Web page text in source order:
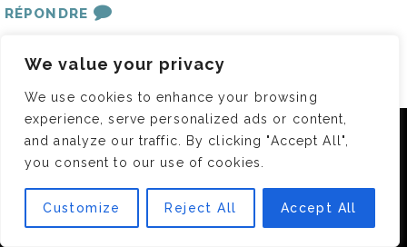
We value your privacy
We use cookies to enhance your browsing
experience, serve personalized ads or content,
and analyze our traffic. By clicking "Accept All",
you consent to our use of cookies.
Customize Reject All Accept All
RÉPONDRE
LAPIOUTE 10 MAR 2012 -09 :09
Je commente peu mais je lis souvent!!
0
RÉPONDRE
12 FÉV 2015 - 13 :45
3 ans après je me permets d’intervenir sur ce post car en parcourant
Nous utilisons des cookies pour vous garantir la meilleure
expérience sur notre site. Si vous continuez à utiliser ce
dernier, nous considérerons que vous acceptez l'utilisation des
cookies.
OK